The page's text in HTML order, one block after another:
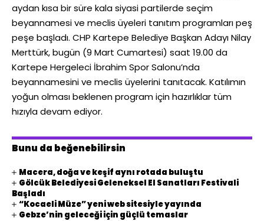
aydan kısa bir süre kala siyasi partilerde seçim
beyannamesi ve meclis üyeleri tanıtım programları peş
peşe başladı. CHP Kartepe Belediye Başkan Adayı Nilay
Merttürk, bugün (9 Mart Cumartesi) saat 19.00 da
Kartepe Hergeleci İbrahim Spor Salonu’nda
beyannamesini ve meclis üyelerini tanıtacak. Katılımın
yoğun olması beklenen program için hazırlıklar tüm
hızıyla devam ediyor.
Bunu da beğenebilirsin
Macera, doğa ve keşif aynı rotada buluştu
Gölcük Belediyesi Geleneksel El Sanatları Festivali
Başladı
“Kocaeli Müze” yeni web sitesiyle yayında
Gebze’nin geleceği için güçlü temaslar